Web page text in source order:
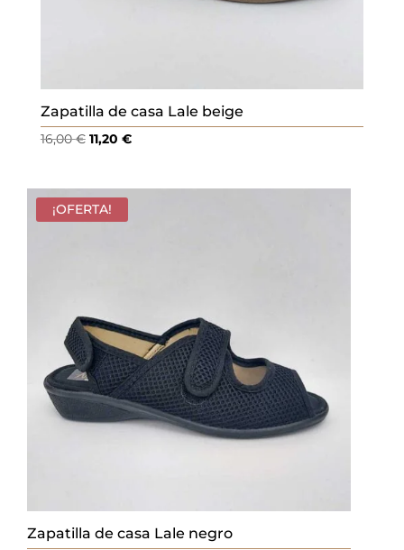
Zapatilla de casa Lale beige
16,00€ El
original
era:
11,20 €El
actual
¡OFERTA!
Zapatilla de casa Lale negro